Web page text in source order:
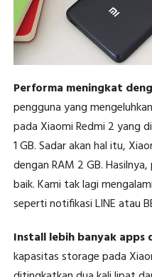
Performa meningkat
pengguna yang
pada Xiaomi Redmi 2 yang
1 GB. Sadar akan hal itu,
dengan RAM 2 GB.
baik. Kami tak lagi
seperti notifikasi LINE atau
Install lebih banyak apps
kapasitas storage pada